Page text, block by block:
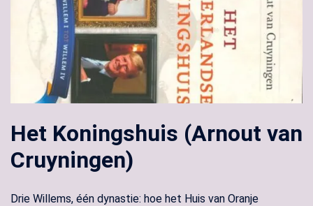
Het Koningshuis (Arnout van
Cruyningen)
Drie Willems, één dynastie: hoe het Huis van Oranje